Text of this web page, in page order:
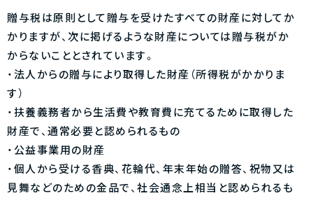
贈与税は原則として贈与を受けたすべての財産に対してか
かりますが、次に掲げるような財産については贈与税がか
からないこととされています。
・法人からの贈与により取得した財産（所得税がかかりま
す）
・扶養義務者から生活費や教育費に充てるために取得した
財産で、通常必要と認められるもの
・公益事業用の財産
・個人から受ける香典、花輪代、年末年始の贈答、祝物又は
見舞などのための金品で、社会通念上相当と認められるも